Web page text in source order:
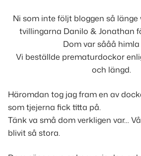
Ni som inte följt bloggen så
tvillingarna Danilo & Jonathan
Dom var sååå himla
Vi beställde prematurdockor
och längd.
Häromdan tog jag fram en av
som tjejerna fick titta på.
Tänk va små dom verkligen var…
blivit så stora.